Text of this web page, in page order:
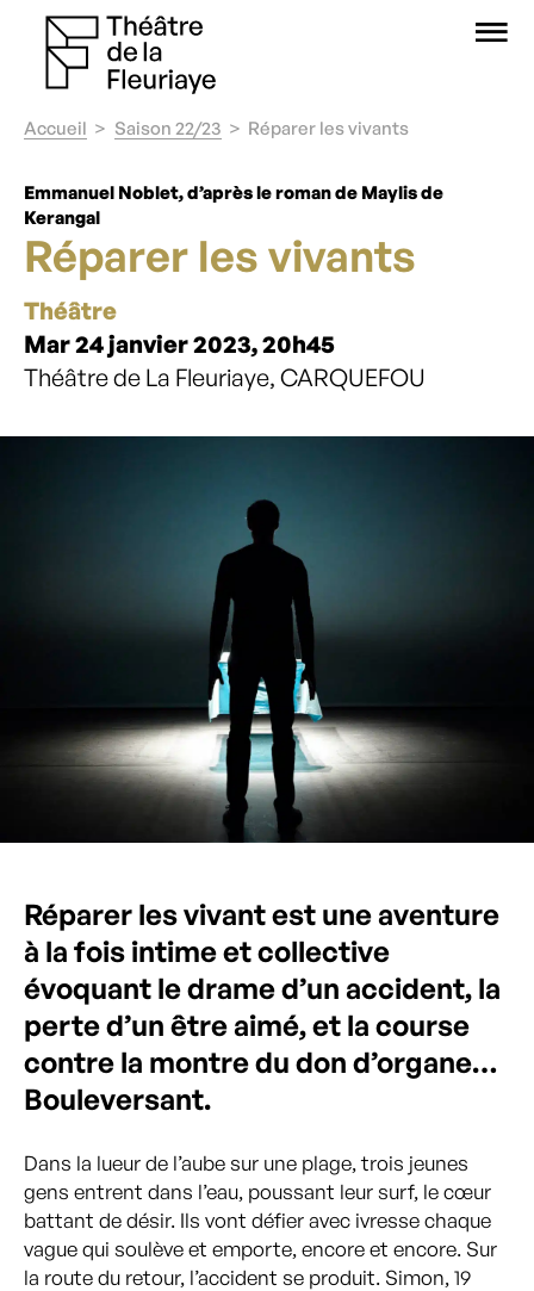
Accueil Saison 22/23 Réparer les vivants
Emmanuel Noblet, d’après le roman de Maylis de
Kerangal
Réparer les vivants
Théâtre
Mar 24 janvier 2023, 20h45
Théâtre de La Fleuriaye, CARQUEFOU
Réparer les vivant est une aventure
à la fois intime et collective
évoquant le drame d’un accident, la
perte d’un être aimé, et la course
contre la montre du don d’organe…
Bouleversant.
Dans la lueur de l’aube sur une plage, trois jeunes
gens entrent dans l’eau, poussant leur surf, le cœur
battant de désir. Ils vont défier avec ivresse chaque
vague qui soulève et emporte, encore et encore. Sur
la route du retour, l’accident se produit. Simon, 19